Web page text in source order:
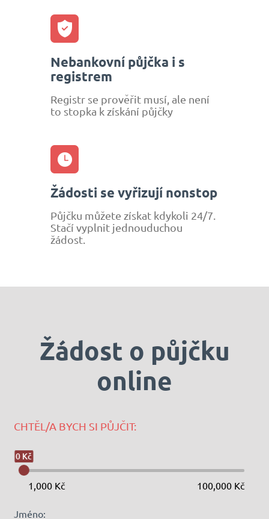
Nebankovní půjčka i s
registrem
Registr se prověřit musí, ale není
to stopka k získání půjčky
Žádosti se vyřizují nonstop
Půjčku můžete získat kdykoli 24/7.
Stačí vyplnit jednouduchou
žádost.
Žádost o půjčku
online
CHTĚL/A BYCH SI PŮJČIT:
0 Kč
1,000 Kč 100,000 Kč
Jméno: